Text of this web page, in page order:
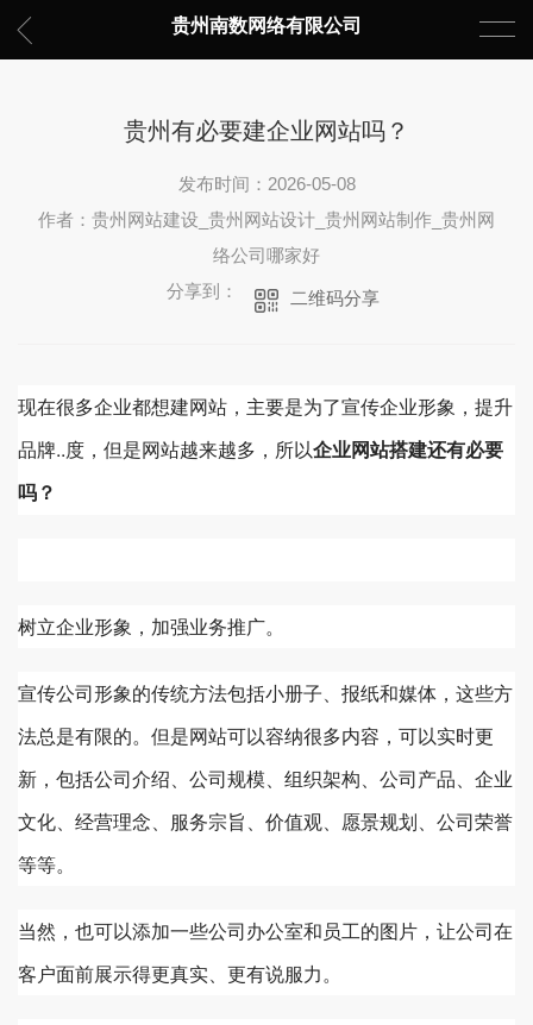
贵州南数网络有限公司
贵州有必要建企业网站吗？
发布时间：2026-05-08
作者：贵州网站建设_贵州网站设计_贵州网站制作_贵州网
络公司哪家好
分享到：
二维码分享
现在很多企业都想建网站，主要是为了宣传企业形象，提升
品牌..度，但是网站越来越多，所以企业网站搭建还有必要
吗？
树立企业形象，加强业务推广。
宣传公司形象的传统方法包括小册子、报纸和媒体，这些方
法总是有限的。但是网站可以容纳很多内容，可以实时更
新，包括公司介绍、公司规模、组织架构、公司产品、企业
文化、经营理念、服务宗旨、价值观、愿景规划、公司荣誉
等等。
当然，也可以添加一些公司办公室和员工的图片，让公司在
客户面前展示得更真实、更有说服力。